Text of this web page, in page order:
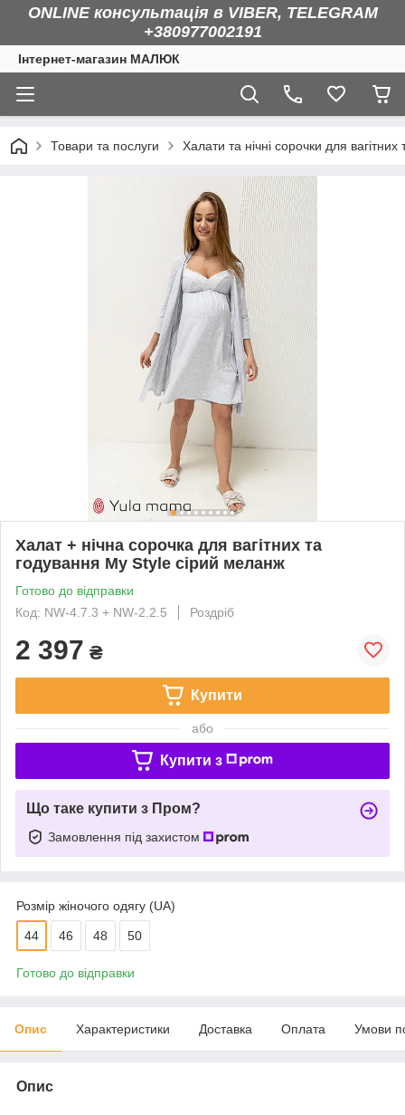
ONLINE консультація в VIBER, TELEGRAM
+380977002191
Інтернет-магазин МАЛЮК
Товари та послуги Халати та нічні сорочки для вагітних
Халат + нічна сорочка для вагітних та
годування My Style сірий меланж
Готово до відправки
Код: NW-4.7.3 + NW-2.2.5
Роздріб
2 397 ₴
Купити
або
Купити з
Що таке купити з Пром?
Замовлення під захистом
Розмір жіночого одягу (UA)
44 46 48 50
Готово до відправки
Опис Характеристики Доставка Оплата Умови
Опис